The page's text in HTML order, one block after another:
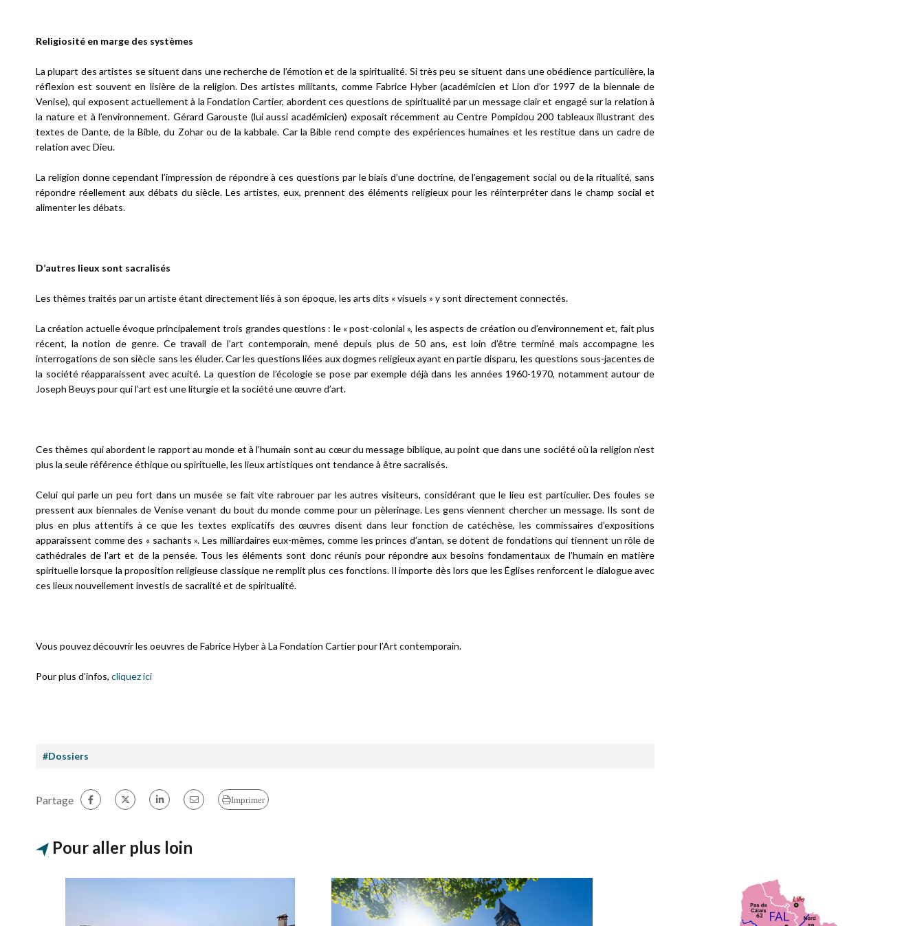
Religiosité en marge des systèmes
La plupart des artistes se situent dans une recherche de l’émotion et de la spiritualité. Si très peu se situent dans une obédience particulière, la
réflexion est souvent en lisière de la religion. Des artistes militants, comme Fabrice Hyber (académicien et Lion d’or 1997 de la biennale de
Venise), qui exposent actuellement à la Fondation Cartier, abordent ces questions de spiritualité par un message clair et engagé sur la relation à
la nature et à l’environnement. Gérard Garouste (lui aussi académicien) exposait récemment au Centre Pompidou 200 tableaux illustrant des
textes de Dante, de la Bible, du Zohar ou de la kabbale. Car la Bible rend compte des expériences humaines et les restitue dans un cadre de
relation avec Dieu.
La religion donne cependant l’impression de répondre à ces questions par le biais d’une doctrine, de l’engagement social ou de la ritualité, sans
répondre réellement aux débats du siècle. Les artistes, eux, prennent des éléments religieux pour les réinterpréter dans le champ social et
alimenter les débats.
D’autres lieux sont sacralisés
Les thèmes traités par un artiste étant directement liés à son époque, les arts dits « visuels » y sont directement connectés.
La création actuelle évoque principalement trois grandes questions : le « post-colonial », les aspects de création ou d’environnement et, fait plus
récent, la notion de genre. Ce travail de l’art contemporain, mené depuis plus de 50 ans, est loin d’être terminé mais accompagne les
interrogations de son siècle sans les éluder. Car les questions liées aux dogmes religieux ayant en partie disparu, les questions sous-jacentes de
la société réapparaissent avec acuité. La question de l’écologie se pose par exemple déjà dans les années 1960-1970, notamment autour de
Joseph Beuys pour qui l’art est une liturgie et la société une œuvre d’art.
Ces thèmes qui abordent le rapport au monde et à l’humain sont au cœur du message biblique, au point que dans une société où la religion n’est
plus la seule référence éthique ou spirituelle, les lieux artistiques ont tendance à être sacralisés.
Celui qui parle un peu fort dans un musée se fait vite rabrouer par les autres visiteurs, considérant que le lieu est particulier. Des foules se
pressent aux biennales de Venise venant du bout du monde comme pour un pèlerinage. Les gens viennent chercher un message. Ils sont de
plus en plus attentifs à ce que les textes explicatifs des œuvres disent dans leur fonction de catéchèse, les commissaires d’expositions
apparaissent comme des « sachants ». Les milliardaires eux-mêmes, comme les princes d’antan, se dotent de fondations qui tiennent un rôle de
cathédrales de l’art et de la pensée. Tous les éléments sont donc réunis pour répondre aux besoins fondamentaux de l’humain en matière
spirituelle lorsque la proposition religieuse classique ne remplit plus ces fonctions. Il importe dès lors que les Églises renforcent le dialogue avec
ces lieux nouvellement investis de sacralité et de spiritualité.
Vous pouvez découvrir les oeuvres de Fabrice Hyber à La Fondation Cartier pour l’Art contemporain.
Pour plus d’infos, cliquez ici
#Dossiers
Partage Imprimer
Pour aller plus loin